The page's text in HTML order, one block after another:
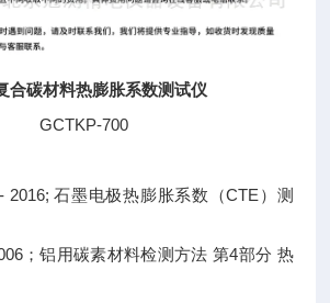
合碳材料热膨胀系数测试仪
GCTKP-700
2016; 石墨电极热膨胀系数（CTE）测
；铝用碳素材料检测方法 第4部分 热